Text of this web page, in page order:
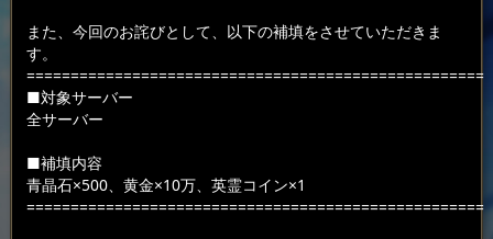
また、今回のお詫びとして、以下の補填をさせていただきま
す。
====================================================
■対象サーバー
全サーバー
■補填内容
青晶石×500、黄金×10万、英霊コイン×1
====================================================